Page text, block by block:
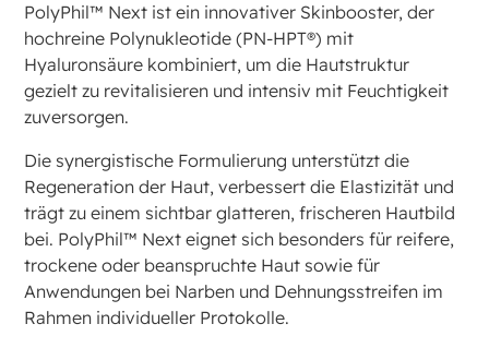
PolyPhil™ Next ist ein innovativer Skinbooster, der
hochreine Polynukleotide (PN-HPT®) mit
Hyaluronsäure kombiniert, um die Hautstruktur
gezielt zu revitalisieren und intensiv mit Feuchtigkeit
zuversorgen.
Die synergistische Formulierung unterstützt die
Regeneration der Haut, verbessert die Elastizität und
trägt zu einem sichtbar glatteren, frischeren Hautbild
bei. PolyPhil™ Next eignet sich besonders für reifere,
trockene oder beanspruchte Haut sowie für
Anwendungen bei Narben und Dehnungsstreifen im
Rahmen individueller Protokolle.